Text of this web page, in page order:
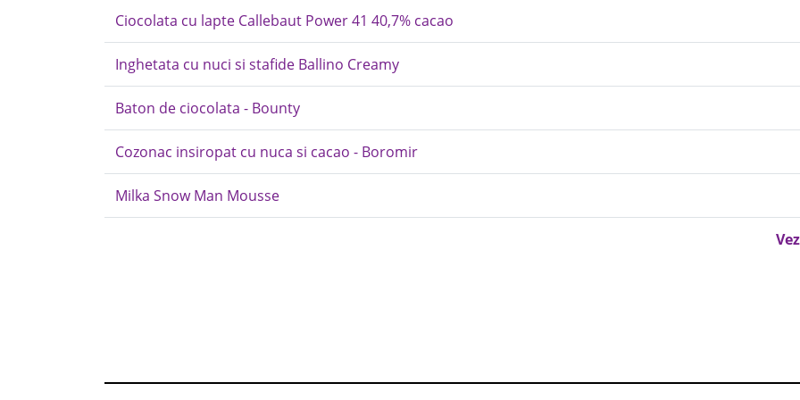
Ciocolata cu lapte Callebaut Power 41 40,7% cacao
Inghetata cu nuci si stafide Ballino Creamy
Baton de ciocolata - Bounty
Cozonac insiropat cu nuca si cacao - Boromir
Milka Snow Man Mousse